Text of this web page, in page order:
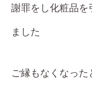
謝罪をし化粧品を
ました
ご縁もなくなっ